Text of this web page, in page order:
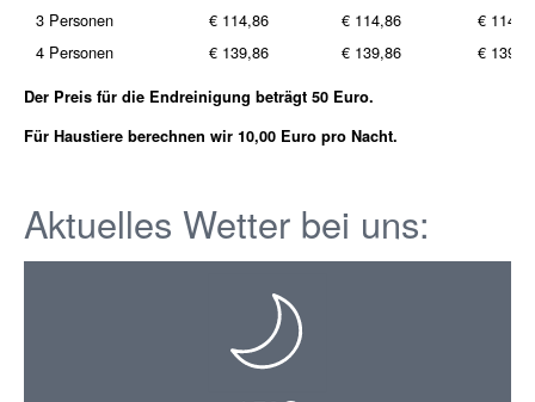
3 Personen
€ 114,86 € 114,86
€
4 Personen
€ 139,86 € 139,86 €
Der Preis für die Endreinigung beträgt 50 Euro.
Für Haustiere berechnen wir 10,00 Euro pro Nacht.
Aktuelles Wetter bei uns: